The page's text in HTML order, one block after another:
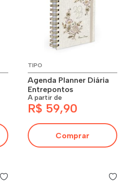
TIPO
Agenda Planner Diária
Entrepontos
A partir de
R$ 59,90
Comprar